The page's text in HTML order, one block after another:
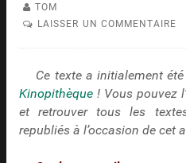
TOM
LAISSER UN COMMENTAIRE
Ce texte a initialement
Kinopithèque! Vous pouvez
et retrouver tous les
republiés à l’occasion de cet